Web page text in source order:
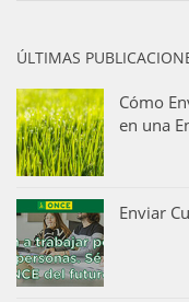
ÚLTIMAS
Cómo
en una
Enviar